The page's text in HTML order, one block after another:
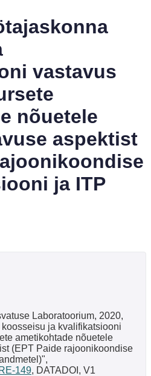
vastavus
nõuetele
aspektist
ja ITP
Laboratoorium, 2020,
ja kvalifikatsiooni
ametikohtade nõuetele
(EPT Paide rajoonikoondise
149, DATADOI, V1